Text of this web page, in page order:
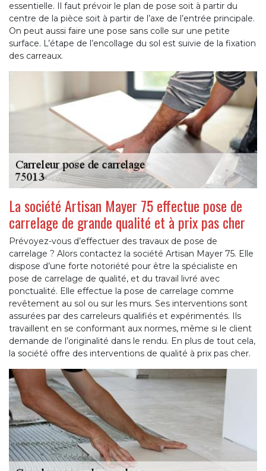
essentielle. Il faut prévoir le plan de pose soit à partir du
centre de la pièce soit à partir de l’axe de l’entrée principale.
On peut aussi faire une pose sans colle sur une petite
surface. L’étape de l’encollage du sol est suivie de la fixation
des carreaux.
La société Artisan Mayer 75 effectue pose de
carrelage de grande qualité et à prix pas cher
Prévoyez-vous d’effectuer des travaux de pose de
carrelage ? Alors contactez la société Artisan Mayer 75. Elle
dispose d’une forte notoriété pour être la spécialiste en
pose de carrelage de qualité, et du travail livré avec
ponctualité. Elle effectue la pose de carrelage comme
revêtement au sol ou sur les murs. Ses interventions sont
assurées par des carreleurs qualifiés et expérimentés. Ils
travaillent en se conformant aux normes, même si le client
demande de l’originalité dans le rendu. En plus de tout cela,
la société offre des interventions de qualité à prix pas cher.